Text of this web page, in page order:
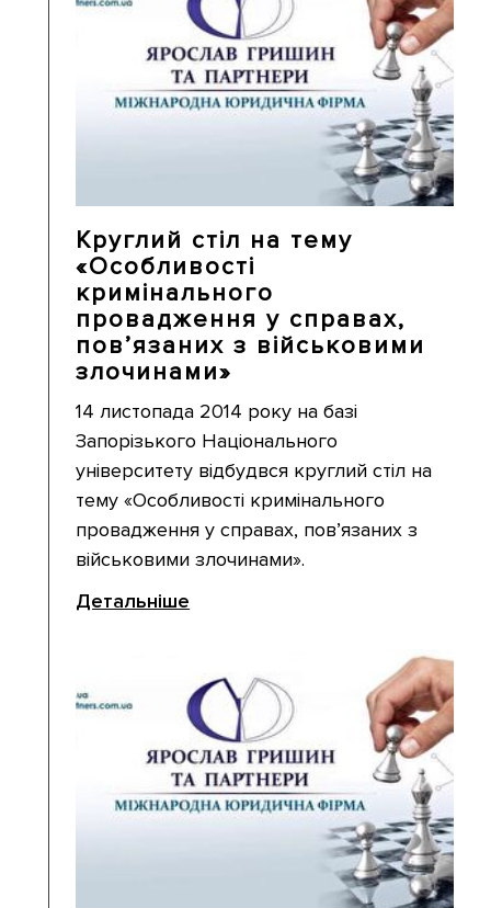
Круглий стіл на тему
«Особливості
кримінального
провадження у справах,
пов’язаних з військовими
злочинами»
14 листопада 2014 року на базі
Запорізького Національного
університету відбудвся круглий стіл на
тему «Особливості кримінального
провадження у справах, пов’язаних з
військовими злочинами».
Детальніше